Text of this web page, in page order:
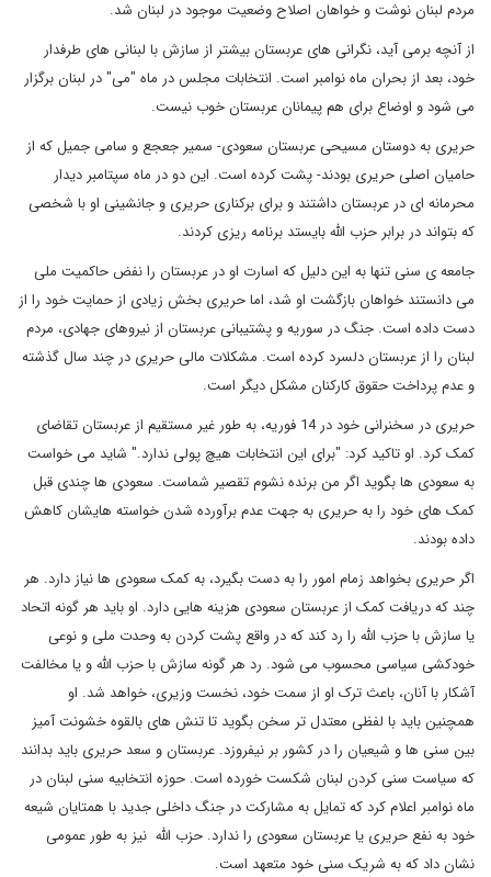
مردم لبنان نوشت و خواهان اصلاح وضعیت موجود در لبنان شد.
از آنچه برمی آید، نگرانی های عربستان بیشتر از سازش با لبنانی های طرفدار
خود، بعد از بحران ماه نوامبر است. انتخابات مجلس در ماه "می" در لبنان برگزار
می شود و اوضاع برای هم پیمانان عربستان خوب نیست.
حریری به دوستان مسیحی عربستان سعودی- سمیر جعجع و سامی جمیل که از
حامیان اصلی حریری بودند- پشت کرده است. این دو در ماه سپتامبر دیدار
محرمانه ای در عربستان داشتند و برای برکناری حریری و جانشینی او با شخصی
که بتواند در برابر حزب الله بایستد برنامه ریزی کردند.
جامعه ی سنی تنها به این دلیل که اسارت او در عربستان را نفض حاکمیت ملی
می دانستند خواهان بازگشت او شد، اما حریری بخش زیادی از حمایت خود را از
دست داده است. جنگ در سوریه و پشتیبانی عربستان از نیروهای جهادی، مردم
لبنان را از عربستان دلسرد کرده است. مشکلات مالی حریری در چند سال گذشته
و عدم پرداخت حقوق کارکنان مشکل دیگر است.
حریری در سخنرانی خود در 14 فوریه، به طور غیر مستقیم از عربستان تقاضای
کمک کرد. او تاکید کرد: "برای این انتخابات هیچ پولی ندارد." شاید می خواست
به سعودی ها بگوید اگر من برنده نشوم تقصیر شماست. سعودی ها چندی قبل
کمک های خود را به حریری به جهت عدم برآورده شدن خواسته هایشان کاهش
داده بودند.
اگر حریری بخواهد زمام امور را به دست بگیرد، به کمک سعودی ها نیاز دارد. هر
چند که دریافت کمک از عربستان سعودی هزینه هایی دارد. او باید هر گونه اتحاد
یا سازش با حزب الله را رد کند که در واقع پشت کردن به وحدت ملی و نوعی
خودکشی سیاسی محسوب می شود. رد هر گونه سازش با حزب الله و یا مخالفت
آشکار با آنان، باعث ترک او از سمت خود، نخست وزیری، خواهد شد. او
همچنین باید با لفظی معتدل تر سخن بگوید تا تنش های بالقوه خشونت آمیز
بین سنی ها و شیعیان را در کشور بر نیفروزد. عربستان و سعد حریری باید بدانند
که سیاست سنی کردن لبنان شکست خورده است. حوزه انتخابیه سنی لبنان در
ماه نوامبر اعلام کرد که تمایل به مشارکت در جنگ داخلی جدید با همتایان شیعه
خود به نفع حریری یا عربستان سعودی را ندارد. حزب الله نیز به طور عمومی
نشان داد که به شریک سنی خود متعهد است.